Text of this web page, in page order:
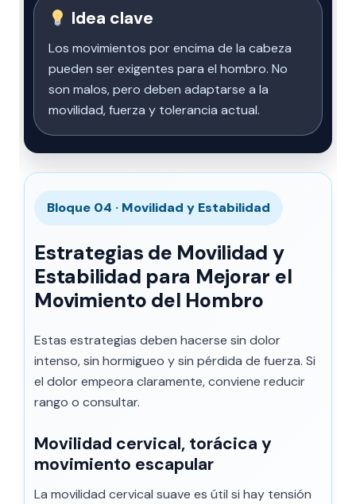
Idea clave
Los movimientos por encima de la cabeza
pueden ser exigentes para el hombro. No
son malos, pero deben adaptarse a la
movilidad, fuerza y tolerancia actual.
Bloque 04 · Movilidad y Estabilidad
Estrategias de Movilidad y
Estabilidad para Mejorar el
Movimiento del Hombro
Estas estrategias deben hacerse sin dolor
intenso, sin hormigueo y sin pérdida de fuerza. Si
el dolor empeora claramente, conviene reducir
rango o consultar.
Movilidad cervical, torácica y
movimiento escapular
La movilidad cervical suave es útil si hay tensión